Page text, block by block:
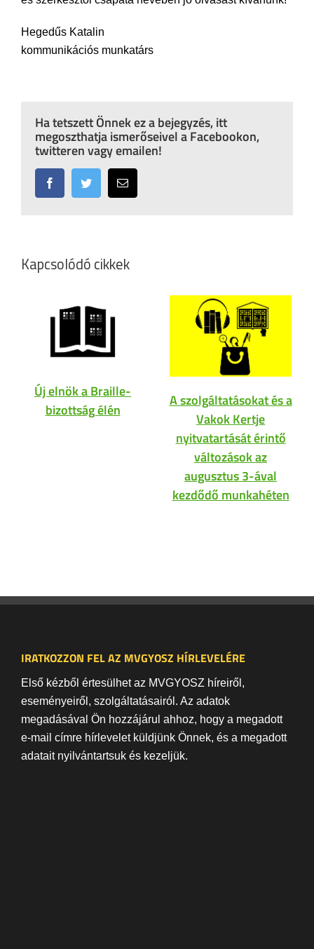
Hegedűs Katalin
kommunikációs munkatárs
Ha tetszett Önnek ez a bejegyzés, itt
megoszthatja ismerőseivel a Facebookon,
twitteren vagy emailen!
FacebookTwitter Email:
Kapcsolódó cikkek
Új elnök a Braille-
bizottság élén
A szolgáltatásokat és a
Vakok Kertje
nyitvatartását érintő
változások az
augusztus 3-ával
kezdődő munkahéten
IRATKOZZON FEL AZ MVGYOSZ HÍRLEVELÉRE
Első kézből értesülhet az MVGYOSZ híreiről,
eseményeiről, szolgáltatásairól. Az adatok
megadásával Ön hozzájárul ahhoz, hogy a megadott
e-mail címre hírlevelet küldjünk Önnek, és a megadott
adatait nyilvántartsuk és kezeljük.